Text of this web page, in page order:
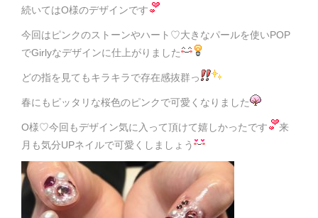
続いてはO様のデザインです
今回はピンクのストーンやハート♡大きなパールを使いPOP
でGirlyなデザインに仕上がりました
どの指を見てもキラキラで存在感抜群っ
春にもピッタリな桜色のピンクで可愛くなりました
O様♡今回もデザイン気に入って頂けて嬉しかったです
来
月も気分UPネイルで可愛くしましょう